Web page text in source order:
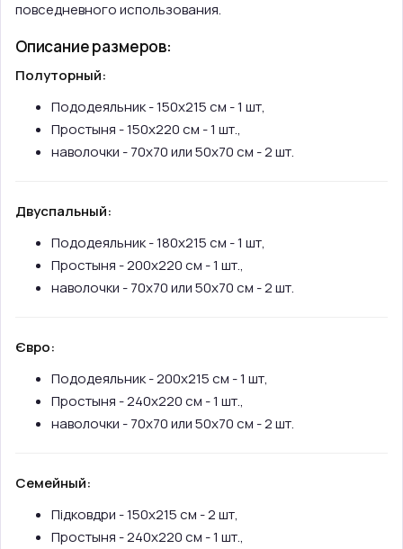
повседневного использования.
Описание размеров:
Полуторный:
Пододеяльник - 150х215 см - 1 шт,
Простыня - 150х220 см - 1 шт.,
наволочки - 70х70 или 50х70 см - 2 шт.
Двуспальный:
Пододеяльник - 180х215 см - 1 шт,
Простыня - 200х220 см - 1 шт.,
наволочки - 70х70 или 50х70 см - 2 шт.
Євро:
Пододеяльник - 200х215 см - 1 шт,
Простыня - 240х220 см - 1 шт.,
наволочки - 70х70 или 50х70 см - 2 шт.
Семейный:
Підковдри - 150х215 см - 2 шт,
Простыня - 240х220 см - 1 шт.,